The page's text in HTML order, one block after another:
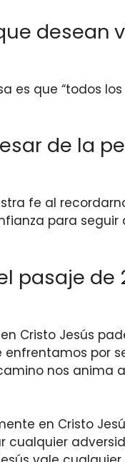
desean
es que “todos
de la
fe al
para
de
Cristo Jesús
por
nos anima
en Cristo